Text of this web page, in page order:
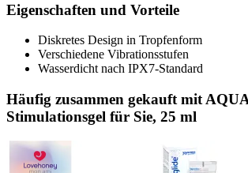
Eigenschaften und Vorteile
Diskretes Design in Tropfenform
Verschiedene Vibrationsstufen
Wasserdicht nach IPX7-Standard
Häufig zusammen gekauft mit
Stimulationsgel für Sie, 25 ml